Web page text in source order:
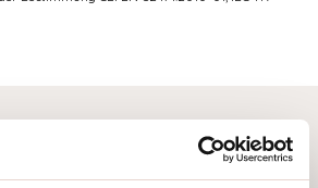
Ihr Produkt